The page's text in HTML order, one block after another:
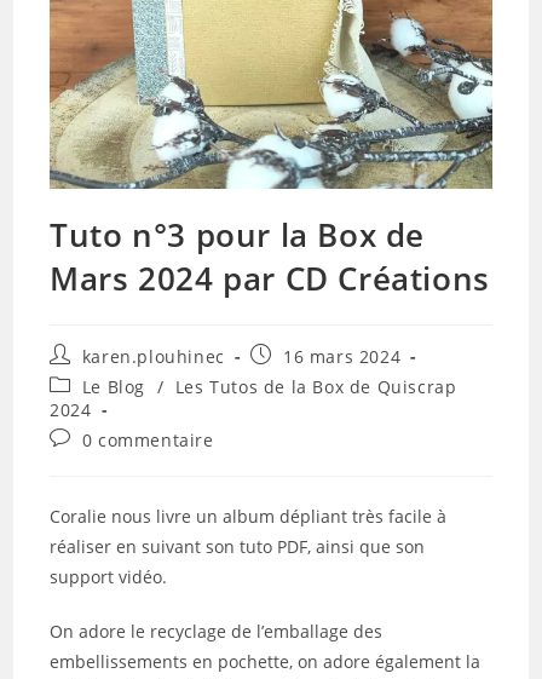
Tuto n°3 pour la Box de
Mars 2024 par CD Créations
Auteur/autrice
de
la
publication :
karen.plouhinec
Publication
publiée :
16 mars 2024
Post
category:
Le Blog / Les Tutos de la Box de Quiscrap
2024
Commentaires
publication :
0 commentaire
Coralie nous livre un album dépliant très facile à
réaliser en suivant son tuto PDF, ainsi que son
support vidéo.
On adore le recyclage de l’emballage des
embellissements en pochette, on adore également la